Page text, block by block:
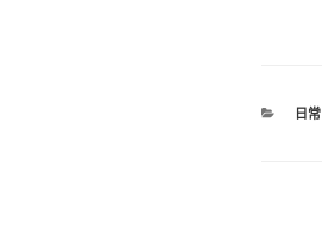
分
日常